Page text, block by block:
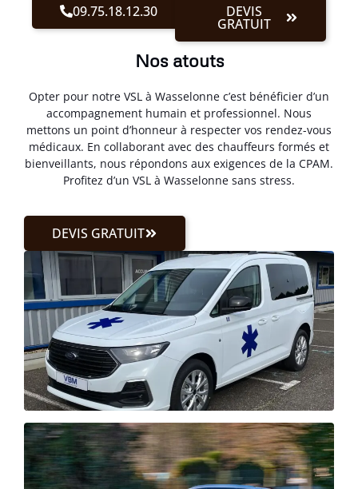
09.75.18.12.30 DEVIS
GRATUIT
Nos atouts
Opter pour notre VSL à Wasselonne c’est bénéficier d’un
accompagnement humain et professionnel. Nous
mettons un point d’honneur à respecter vos rendez-vous
médicaux. En collaborant avec des chauffeurs formés et
bienveillants, nous répondons aux exigences de la CPAM.
Profitez d’un VSL à Wasselonne sans stress.
DEVIS GRATUIT